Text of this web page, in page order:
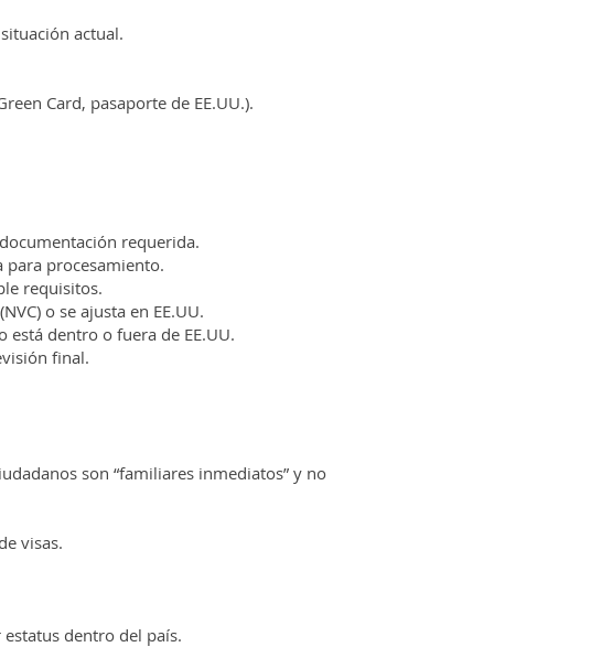
actual.
Card, pasaporte de EE.UU.).
requerida.
para procesamiento.
requisitos.
o se ajusta en EE.UU.
dentro o fuera de EE.UU.
final.
son “familiares inmediatos” y no
visas.
dentro del país.